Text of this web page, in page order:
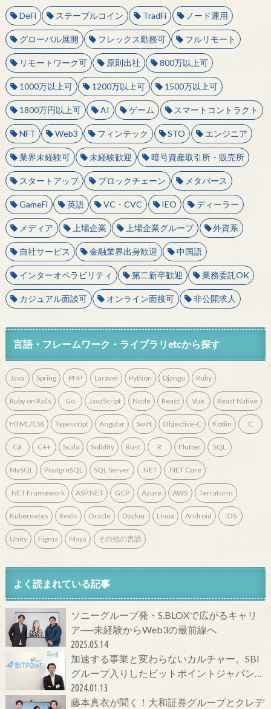
DeFi ステーブルコイン TradFi ノード運用
グローバル展開 フレックス勤務可 フルリモート
リモートワーク可 原則出社 800万以上可
1000万以上可 1200万以上可 1500万以上可
1800万円以上可 AI ゲーム スマートコントラクト
NFT Web3 フィンテック STO エンジニア
業界未経験可 未経験歓迎 暗号資産取引所・販売所
スタートアップ ブロックチェーン メタバース
GameFi 英語 VC・CVC IEO ディーラー
メディア 上場企業 上場企業グループ 外資系
自社サービス 金融業界出身歓迎 中国語
インターオペラビリティ 第二新卒歓迎 業務委託OK
カジュアル面談可 オンライン面接可 非公開求人
言語・フレームワーク・ライブラリetcから探す
Java Spring PHP Laravel Python Django Ruby
Ruby on Rails Go JavaScript Node React Vue React Native
HTML/CSS Typescript Angular Swift Objective-C Kotlin C
C# C++ Scala Solidity Rust R Flutter SQL
MySQL PostgreSQL SQL Server .NET .NET Core
.NET Framework ASP.NET GCP Azure AWS Terraform
Kubernetes Redis Oracle Docker Linux Android iOS
Unity Figma Maya その他の言語
よく読まれている記事
ソニーグループ発・S.BLOXで広がるキャリ
ア──未経験からWeb3の最前線へ
2025.05.14
加速する事業と変わらないカルチャー。SBI
グループ入りしたビットポイントジャパンの
今をCTOに聞いてみた！
2024.01.13
藤本真衣が聞く！大和証券グループとクレデ